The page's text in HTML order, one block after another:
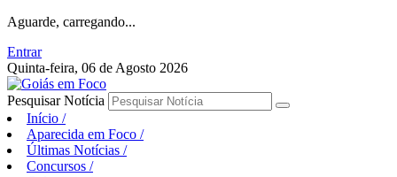
Aguarde, carregando...
Entrar
Quinta-feira, 06 de Agosto 2026
Pesquisar Notícia
Início /
Aparecida em Foco /
Últimas Notícias /
Concursos /